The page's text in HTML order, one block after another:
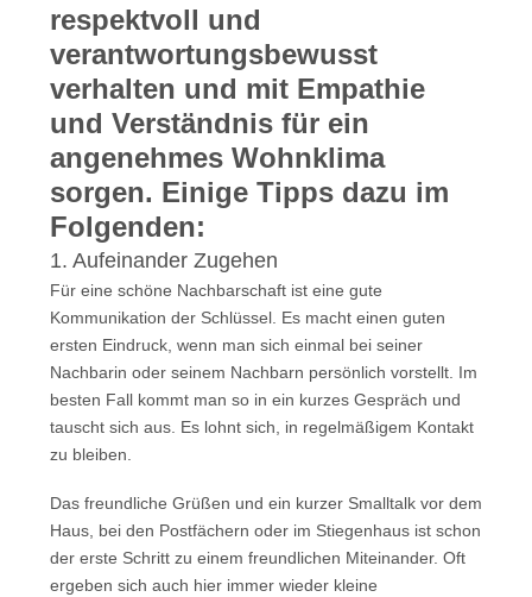
respektvoll und
verantwortungsbewusst
verhalten und mit Empathie
und Verständnis für ein
angenehmes Wohnklima
sorgen. Einige Tipps dazu im
Folgenden:
1. Aufeinander Zugehen
Für eine schöne Nachbarschaft ist eine gute
Kommunikation der Schlüssel. Es macht einen guten
ersten Eindruck, wenn man sich einmal bei seiner
Nachbarin oder seinem Nachbarn persönlich vorstellt. Im
besten Fall kommt man so in ein kurzes Gespräch und
tauscht sich aus. Es lohnt sich, in regelmäßigem Kontakt
zu bleiben.
Das freundliche Grüßen und ein kurzer Smalltalk vor dem
Haus, bei den Postfächern oder im Stiegenhaus ist schon
der erste Schritt zu einem freundlichen Miteinander. Oft
ergeben sich auch hier immer wieder kleine